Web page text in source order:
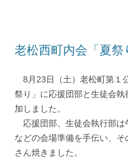
老松西町内会「夏祭
8月23日（土）老松町第１
祭り」に応援団部と生徒会
加しました。
応援団部、生徒会執行部は
などの会場準備を手伝い、そ
さん焼きました。